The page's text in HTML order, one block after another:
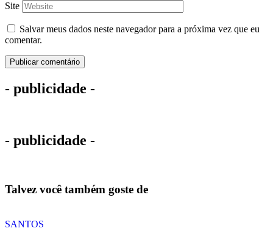
Site
Salvar meus dados neste navegador para a próxima vez que eu
comentar.
- publicidade -
- publicidade -
Talvez você também goste de
SANTOS